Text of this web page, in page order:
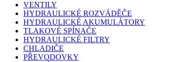
VENTILY
HYDRAULICKÉ ROZVÁDĚČE
HYDRAULICKÉ AKUMULÁTORY
TLAKOVÉ SPÍNAČE
HYDRAULICKÉ FILTRY
CHLADIČE
PŘEVODOVKY